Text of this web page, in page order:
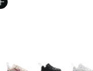
Plus de couleurs